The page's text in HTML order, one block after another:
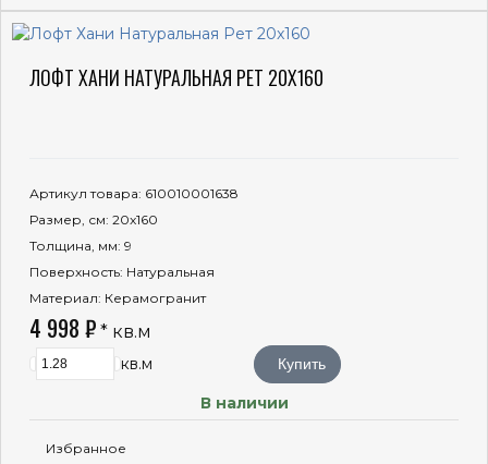
ЛОФТ ХАНИ НАТУРАЛЬНАЯ РЕТ 20X160
Артикул товара: 610010001638
Размер, см: 20x160
Толщина, мм: 9
Поверхность: Натуральная
Материал: Керамогранит
4 998 ₽ * кв.м
кв.м Купить
В наличии
Избранное